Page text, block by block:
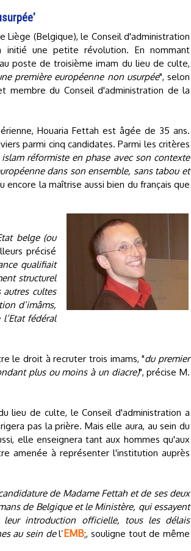
Liège (Belgique), le Conseil d'administration
initié une petite révolution. En nommant
poste de troisième imam du lieu de culte,
première européenne non usurpée", selon
membre du Conseil d'administration de la
Houaria Fettah est âgée de 35 ans.
parmi cinq candidates. Parmi les critères
réformiste en phase avec son contexte
dans son ensemble, sans tabou et
encore la maîtrise aussi bien du français que
belge (ou
précisé
qualifiait
structurel
cultes
d’imâms,
fédéral
le droit à recruter trois imams, "du premier
plus ou moins à un diacre)", précise M.
lieu de culte, le Conseil d'administration a
pas la prière. Mais elle aura, au sein du
elle enseignera tant aux hommes qu'aux
amenée à représenter l'institution auprès
de Madame Fettah et de ses deux
de Belgique et le Ministère, qui essayent
introduction officielle, tous les délais
au sein del’EMB;, souligne tout de même